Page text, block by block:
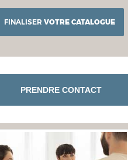
FINALISER VOTRE CATALOGUE
PRENDRE CONTACT